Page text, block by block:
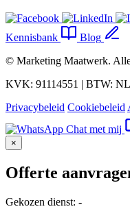
Kennisbank
Blog
© Marketing Maatwerk.
KVK: 91114551 | BTW:
Privacybeleid Cookiebeleid
Chat met mij
×
Offerte
Gekozen dienst: -